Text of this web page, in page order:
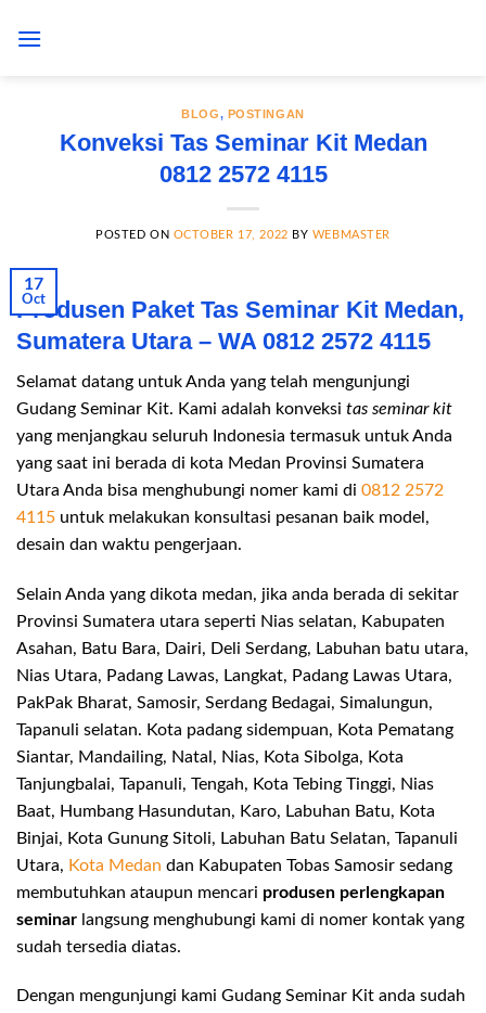
BLOG, POSTINGAN
Konveksi Tas Seminar Kit Medan
0812 2572 4115
POSTED ON OCTOBER 17, 2022 BY WEBMASTER
17
Oct
Produsen Paket Tas Seminar Kit Medan,
Sumatera Utara – WA 0812 2572 4115
Selamat datang untuk Anda yang telah mengunjungi
Gudang Seminar Kit. Kami adalah konveksi tas seminar kit
yang menjangkau seluruh Indonesia termasuk untuk Anda
yang saat ini berada di kota Medan Provinsi Sumatera
Utara Anda bisa menghubungi nomer kami di 0812 2572
4115 untuk melakukan konsultasi pesanan baik model,
desain dan waktu pengerjaan.
Selain Anda yang dikota medan, jika anda berada di sekitar
Provinsi Sumatera utara seperti Nias selatan, Kabupaten
Asahan, Batu Bara, Dairi, Deli Serdang, Labuhan batu utara,
Nias Utara, Padang Lawas, Langkat, Padang Lawas Utara,
PakPak Bharat, Samosir, Serdang Bedagai, Simalungun,
Tapanuli selatan. Kota padang sidempuan, Kota Pematang
Siantar, Mandailing, Natal, Nias, Kota Sibolga, Kota
Tanjungbalai, Tapanuli, Tengah, Kota Tebing Tinggi, Nias
Baat, Humbang Hasundutan, Karo, Labuhan Batu, Kota
Binjai, Kota Gunung Sitoli, Labuhan Batu Selatan, Tapanuli
Utara, Kota Medan dan Kabupaten Tobas Samosir sedang
membutuhkan ataupun mencari produsen perlengkapan
seminar langsung menghubungi kami di nomer kontak yang
sudah tersedia diatas.
Dengan mengunjungi kami Gudang Seminar Kit anda sudah